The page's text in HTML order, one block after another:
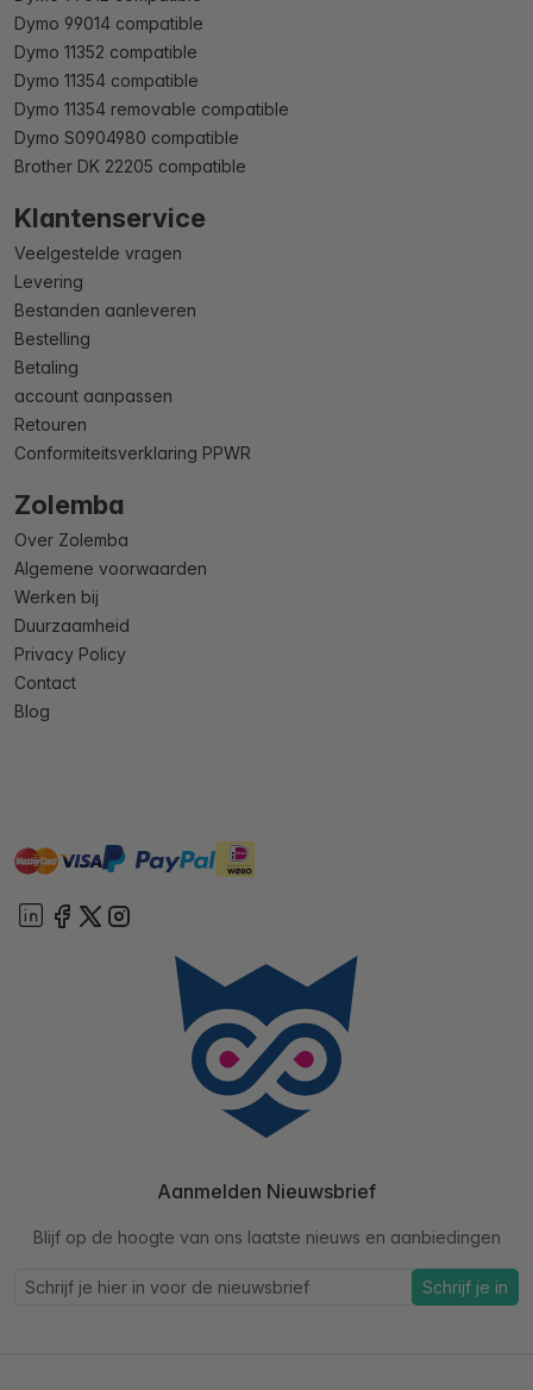
Dymo 99014 compatible
Dymo 11352 compatible
Dymo 11354 compatible
Dymo 11354 removable compatible
Dymo S0904980 compatible
Brother DK 22205 compatible
Klantenservice
Veelgestelde vragen
Levering
Bestanden aanleveren
Bestelling
Betaling
account aanpassen
Retouren
Conformiteitsverklaring PPWR
Zolemba
Over Zolemba
Algemene voorwaarden
Werken bij
Duurzaamheid
Privacy Policy
Contact
Blog
mastervisa paypal ideal
Aanmelden Nieuwsbrief
Blijf op de hoogte van ons laatste nieuws en aanbiedingen
Schrijf je in